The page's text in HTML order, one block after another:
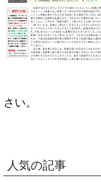
さい。
人気の記事